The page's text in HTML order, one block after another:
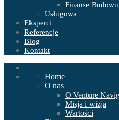
Finanse
Usługowa
Eksperci
Referencje
Blog
Kontakt
Home
O nas
O Venture
Misja i wizja
Wartości